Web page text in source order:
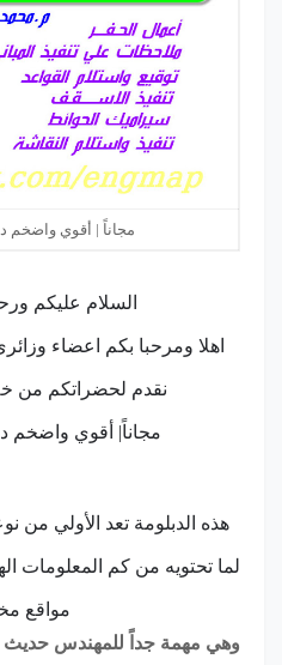
مجاناً | أقوي واضخم
السلام عليكم
اهلا ومرحبا بكم اعضاء
نقدم لحضراتكم من
مجاناً| أقوي واضخم
هذه الدبلومة تعد الأولي من
لما تحتويه من كم المعلومات
مواقع
وهي مهمة جداً للمهندس حديث